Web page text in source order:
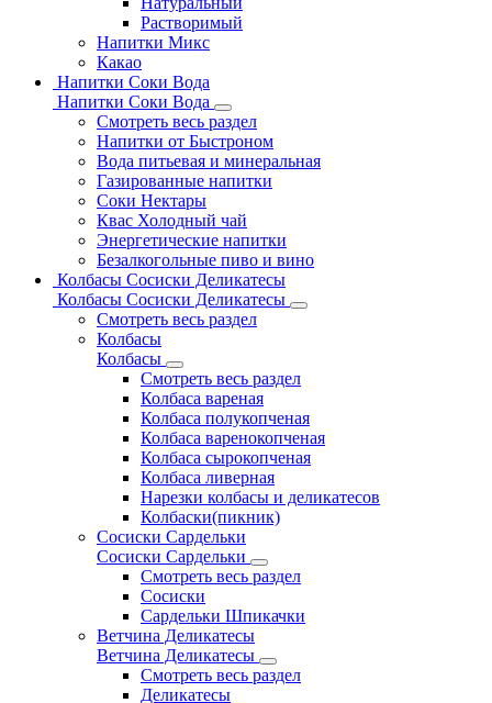
Растворимый
Напитки Микс
Какао
Напитки Соки Вода
Напитки Соки Вода
Смотреть весь раздел
Напитки от Быстроном
Вода питьевая и минеральная
Газированные напитки
Соки Нектары
Квас Холодный чай
Энергетические напитки
Безалкогольные пиво и вино
Колбасы Сосиски Деликатесы
Колбасы Сосиски Деликатесы
Смотреть весь раздел
Колбасы
Колбасы
Смотреть весь раздел
Колбаса вареная
Колбаса полукопченая
Колбаса варенокопченая
Колбаса сырокопченая
Колбаса ливерная
Нарезки колбасы и деликатесов
Колбаски(пикник)
Сосиски Сардельки
Сосиски Сардельки
Смотреть весь раздел
Сосиски
Сардельки Шпикачки
Ветчина Деликатесы
Ветчина Деликатесы
Смотреть весь раздел
Деликатесы